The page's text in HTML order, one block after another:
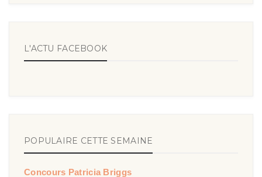
L'ACTU FACEBOOK
POPULAIRE CETTE SEMAINE
Concours Patricia Briggs